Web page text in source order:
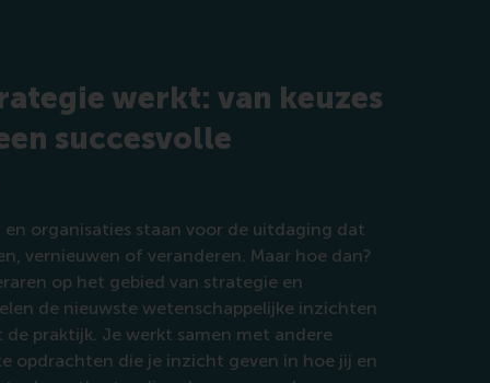
werkt: van keuzes
succesvolle
en organisaties staan voor de uitdaging dat
vernieuwen of veranderen. Maar hoe dan?
op het gebied van strategie en
de nieuwste wetenschappelijke inzichten
de praktijk. Je werkt samen met andere
opdrachten die je inzicht geven in hoe jij en